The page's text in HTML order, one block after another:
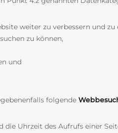
weiter zu verbessern und zu
zu können,
und
folgende
Uhrzeit des Aufrufs einer